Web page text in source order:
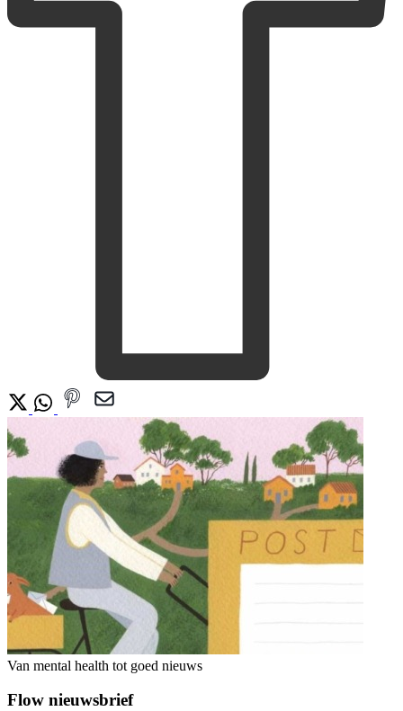
Van mental health tot goed nieuws
Flow nieuwsbrief